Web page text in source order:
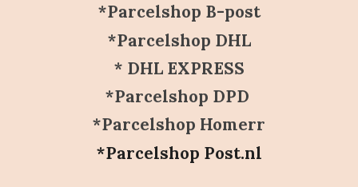
*Parcelshop B-post
*Parcelshop DHL
* DHL EXPRESS
*Parcelshop DPD
*Parcelshop Homerr
*Parcelshop Post.nl